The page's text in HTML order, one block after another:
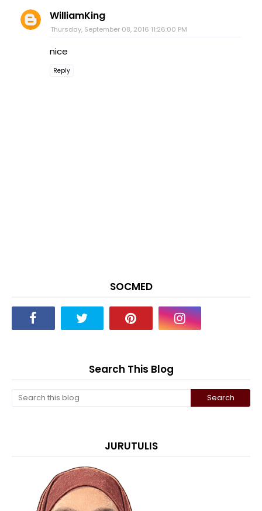
WilliamKing
Thursday, September 08, 2016 11:26:00 PM
nice
Reply
SOCMED
Search This Blog
JURUTULIS